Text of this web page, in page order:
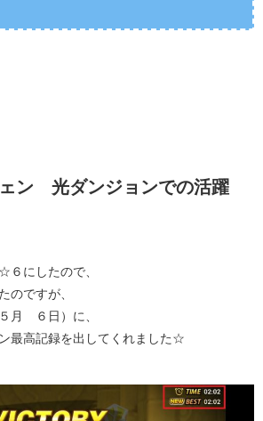
ン 光ダンジョンでの活躍
６にしたので、
のですが、
月 ６日）に、
最高記録を出してくれました☆